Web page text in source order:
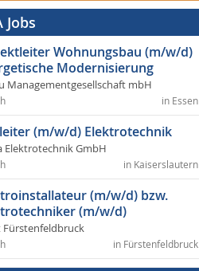
Jobs
Wohnungsbau (m/w/d)
Modernisierung
Managementgesellschaft mbH
in Essen
(m/w/d) Elektrotechnik
Elektrotechnik GmbH
in Kaiserslautern
(m/w/d) bzw.
(m/w/d)
Fürstenfeldbruck
in Fürstenfeldbruck